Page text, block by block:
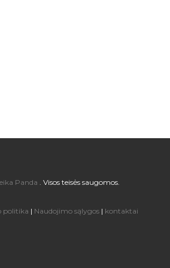
Panda . Visos teisės saugomos.
politika | Naudojimo sąlygos | kontaktai